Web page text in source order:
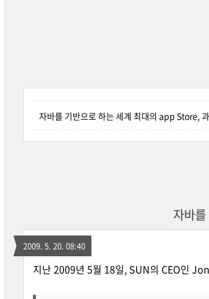
자바를 기반으로 하는 세계 최대의 app Store,
자바
2009. 5. 20. 08:40
지난 2009년 5월 18일, SUN의 CEO인